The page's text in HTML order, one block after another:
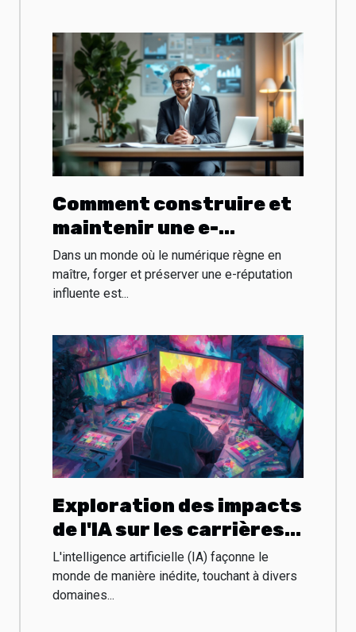
Comment construire et
maintenir une e-
réputation influente
dans le secteur
numérique
Dans un monde où le numérique règne en
maître, forger et préserver une e-réputation
influente est...
Exploration des impacts
de l'IA sur les carrières
artistiques et le design
graphique
L'intelligence artificielle (IA) façonne le
monde de manière inédite, touchant à divers
domaines...